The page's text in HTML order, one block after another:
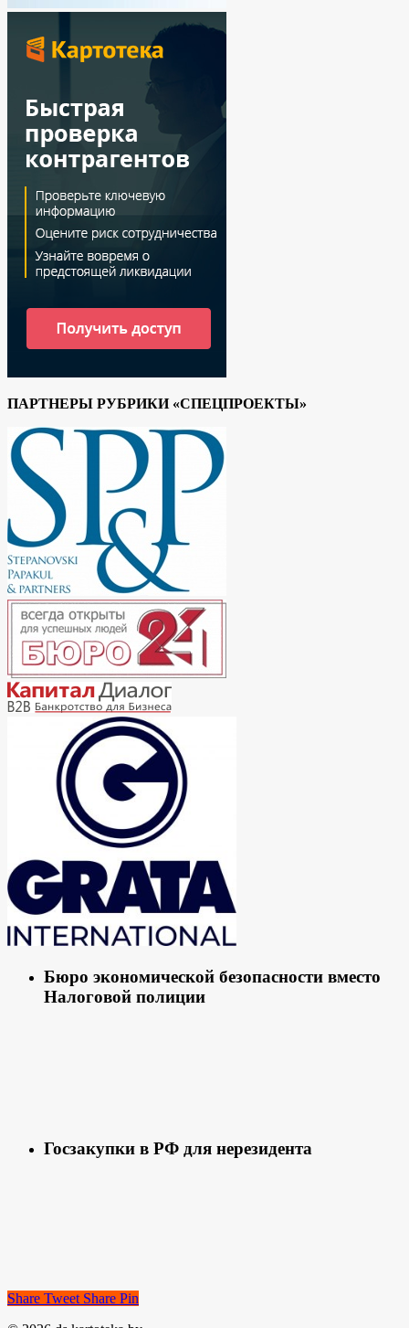
ПАРТНЕРЫ РУБРИКИ «СПЕЦПРОЕКТЫ»
Бюро экономической безопасности вместо
Налоговой полиции
Госзакупки в РФ для нерезидента
Share Tweet Share Pin